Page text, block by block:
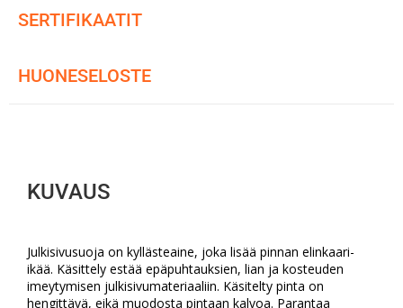
SERTIFIKAATIT
HUONESELOSTE
KUVAUS
Julkisivusuoja on kyllästeaine, joka lisää pinnan elinkaari-
ikää. Käsittely estää epäpuhtauksien, lian ja kosteuden
imeytymisen julkisivumateriaaliin. Käsitelty pinta on
hengittävä, eikä muodosta pintaan kalvoa. Parantaa